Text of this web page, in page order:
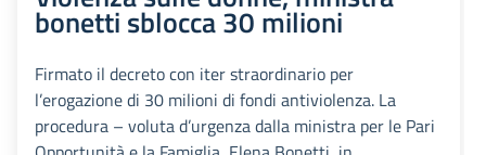
bonetti sblocca 30 milioni
Firmato il decreto con iter straordinario per
l’erogazione di 30 milioni di fondi antiviolenza. La
procedura – voluta d’urgenza dalla ministra per le Pari